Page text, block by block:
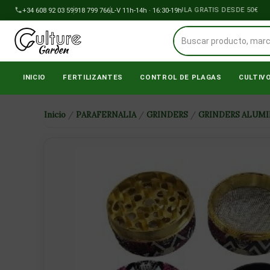
al
contenido
+34 608 92 03 59918 799 766L-V 11h-14h · 16:30-19h
ENVÍOS A PENÍNSULA GRATIS DESDE 50€
INICIO FERTILIZANTES CONTROL DE PLAGAS CULTIVO
Inicio / PARAFERNALIA / GRINDERS / GRINDERS